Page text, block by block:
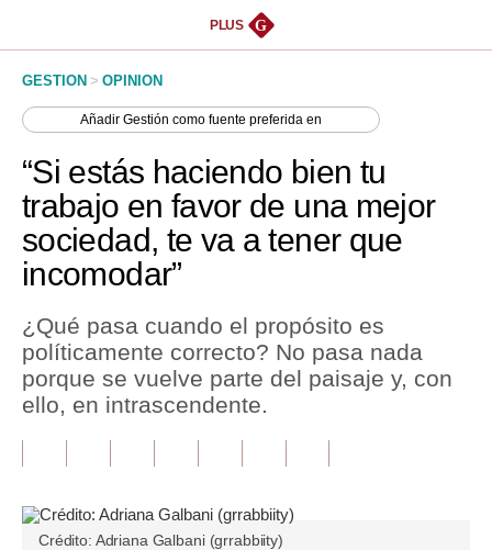
Management & Empleo
Perú
Política
Tu Dinero
Finanzas Personales
Inmobiliarias
Plus G
Pregunta de hoy
PLUS G
GESTION > OPINION
AñadirGestión como fuente preferida en
“Si estás haciendo bien tu
trabajo en favor de una mejor
sociedad, te va a tener que
incomodar”
¿Qué pasa cuando el propósito es
políticamente correcto? No pasa nada
porque se vuelve parte del paisaje y, con
ello, en intrascendente.
Crédito: Adriana Galbani (grrabbiity)